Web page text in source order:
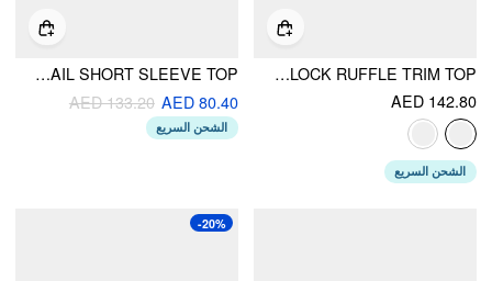
KNIT STAND COLLAR LONG SLEEVE COLORBLOCK RUFFLE TRIM TOP
AED 142.80
الشحن السريع
KNIT STRIPED BOAT NECK METAL DETAIL SHORT SLEEVE TOP
AED 80.40
AED 133.20
الشحن السريع
-20%